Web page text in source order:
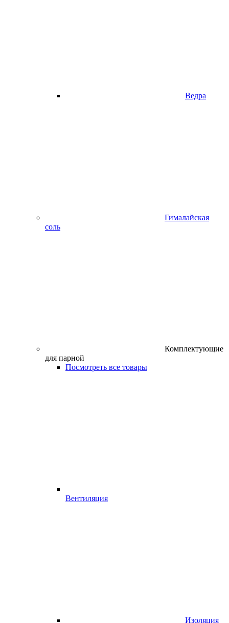
Ведра
Гималайская
соль
Комплектующие
для парной
Посмотреть все товары
Вентиляция
Изоляция